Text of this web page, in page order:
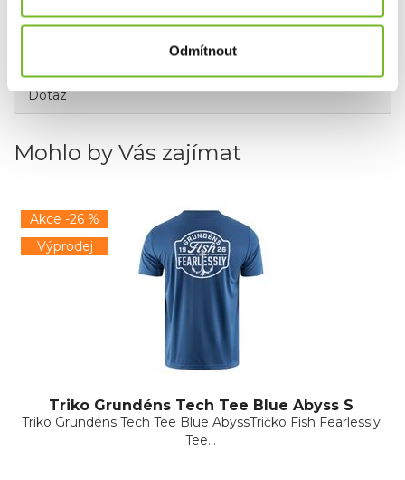
Odmítnout
Dotaz
Mohlo by Vás zajímat
Akce -26 %
Výprodej
Triko Grundéns Tech Tee Blue Abyss S
Triko Grundéns Tech Tee Blue AbyssTričko Fish Fearlessly
Tee...